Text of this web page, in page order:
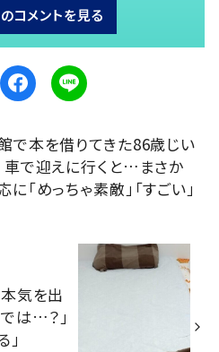
コメントを見る
で本を借りてきた86歳じい
で迎えに行くと…まさか
に「めっちゃ素敵」「すごい」
気を出
は…？」
」